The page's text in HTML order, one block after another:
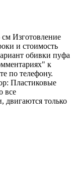
Изготовление
и стоимость
обивки пуфа
к
по телефону.
Пластиковые
все
двигаются только